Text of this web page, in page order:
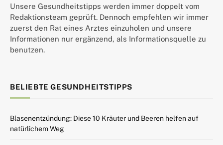
Unsere Gesundheitstipps werden immer doppelt vom
Redaktionsteam geprüft. Dennoch empfehlen wir immer
zuerst den Rat eines Arztes einzuholen und unsere
Informationen nur ergänzend, als Informationsquelle zu
benutzen.
BELIEBTE GESUNDHEITSTIPPS
Blasenentzündung: Diese 10 Kräuter und Beeren helfen auf
natürlichem Weg